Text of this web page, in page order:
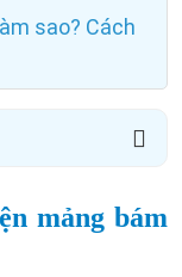
sao? Cách
mảng bám